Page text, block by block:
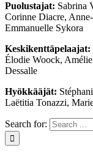
Puolustajat: Sabrina
Corinne Diacre,
Emmanuelle Sykora
Keskikenttäpelaajat:
Élodie Woock,
Dessalle
Hyökkääjät:
Laëtitia Tonazzi,
Search for: